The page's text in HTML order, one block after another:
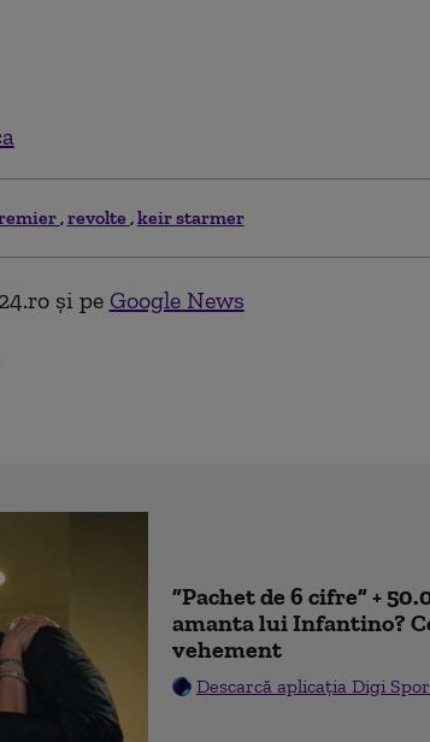
revolte keir starmer
și pe Google News
”Pachet de 6 cifre” +
amanta lui Infantino?
vehement
Descarcă aplicația Digi